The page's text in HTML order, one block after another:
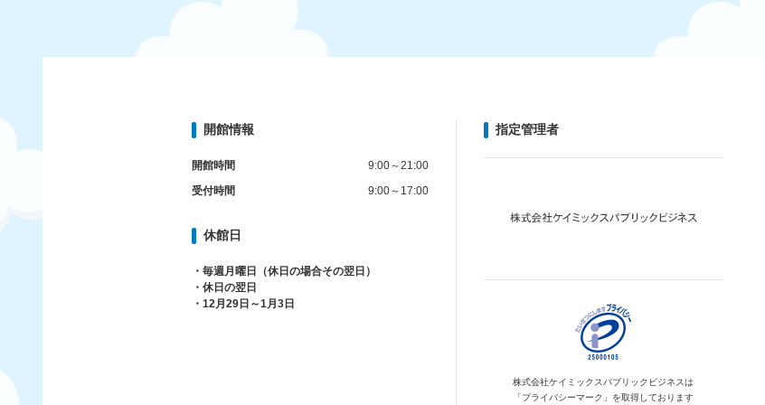
開館情報
開館時間
9:00～21:00
受付時間
9:00～17:00
休館日
・毎週月曜日（休日の場合その翌日）
・休日の翌日
・12月29日～1月3日
指定管理者
株式会社ケイミックスパブリックビジネスは
「プライバシーマーク」を取得しております